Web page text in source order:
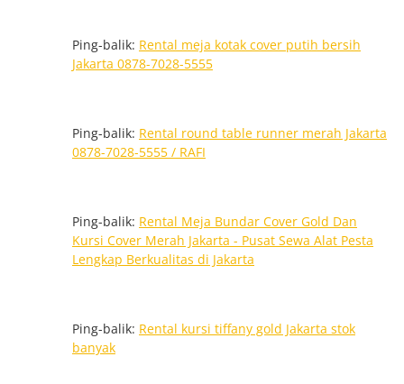
Ping-balik: Rental meja kotak cover putih bersih
Jakarta 0878-7028-5555
Ping-balik: Rental round table runner merah Jakarta
0878-7028-5555 / RAFI
Ping-balik: Rental Meja Bundar Cover Gold Dan
Kursi Cover Merah Jakarta - Pusat Sewa Alat Pesta
Lengkap Berkualitas di Jakarta
Ping-balik: Rental kursi tiffany gold Jakarta stok
banyak